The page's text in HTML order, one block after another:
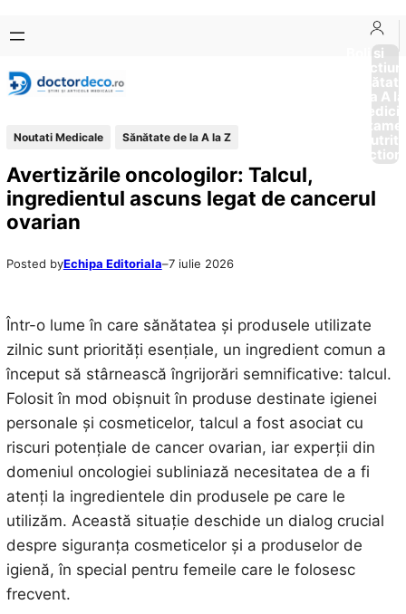
conținut
content
Boli si
Afectiuni
Sănătate
de la A
Noutati Medicale Sănătate de la A la Z
Avertizările oncologilor: Talcul,
ingredientul ascuns legat de cancerul
ovarian
Posted byEchipa Editoriala–7 iulie 2026
Într-o lume în care sănătatea și produsele utilizate
zilnic sunt priorități esențiale, un ingredient comun a
început să stârnească îngrijorări semnificative: talcul.
Folosit în mod obișnuit în produse destinate igienei
personale și cosmeticelor, talcul a fost asociat cu
riscuri potențiale de cancer ovarian, iar experții din
domeniul oncologiei subliniază necesitatea de a fi
atenți la ingredientele din produsele pe care le
utilizăm. Această situație deschide un dialog crucial
despre siguranța cosmeticelor și a produselor de
igienă, în special pentru femeile care le folosesc
frecvent.